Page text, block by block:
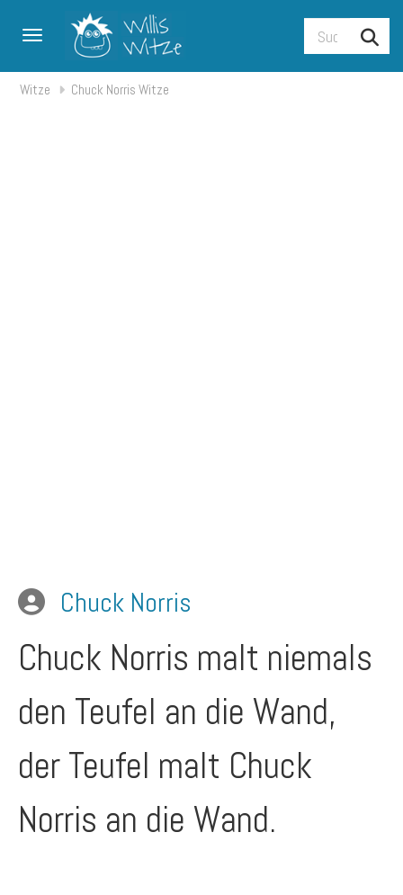
Toggle navigation
Witze Chuck Norris Witze
Chuck Norris
Chuck Norris malt niemals
den Teufel an die Wand,
der Teufel malt Chuck
Norris an die Wand.